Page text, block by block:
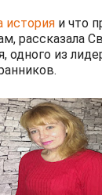
история и что
рассказала
одного из